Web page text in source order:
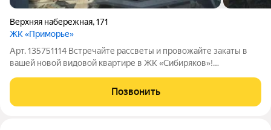
Верхняя набережная,171
ЖК «Приморье»
Арт. 135751114 Встречайте рассветы и провожайте закаты в
вашей новой видовой квартире в ЖК «Сибиряков»!
квартиру, где каждый день будет начинаться и заканчиваться
под впечатлением от захватывающих
Позвонить